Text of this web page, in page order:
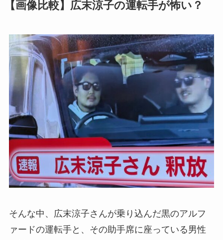
【画像比較】広末涼子の運転手が怖い？
そんな中、広末涼子さんが乗り込んだ黒のアルフ
ァードの運転手と、その助手席に座っている男性